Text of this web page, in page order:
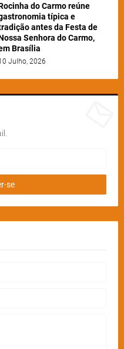
do Carmo reúne
típica e
antes da Festa de
Senhora do Carmo,
Brasília
Julho, 2026